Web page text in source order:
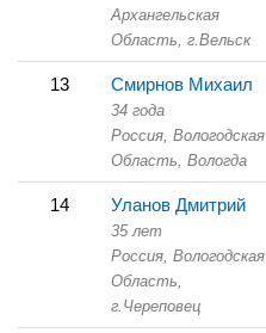
Архангельская
Область, г.Вельск
13 Смирнов Михаил
34 года
Россия, Вологодская
Область, Вологда
14 Уланов Дмитрий
35 лет
Россия, Вологодская
Область,
г.Череповец